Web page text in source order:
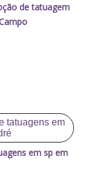
de tatuagem
em sp em